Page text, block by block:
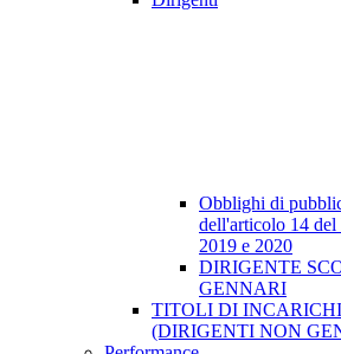
Obblighi di
dell'articolo 14
2019 e 2020
DIRIGENTE
GENNARI
TITOLI DI
(DIRIGENTI NON